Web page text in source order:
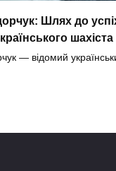
Шлях до
шахіста
— відомий